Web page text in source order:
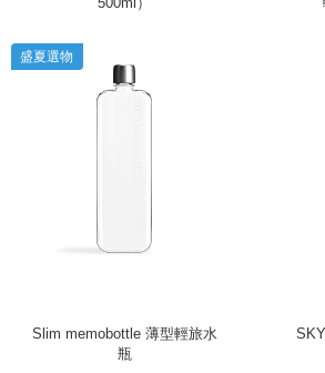
盛夏選物
Slim memobottle 薄型輕旅水
瓶